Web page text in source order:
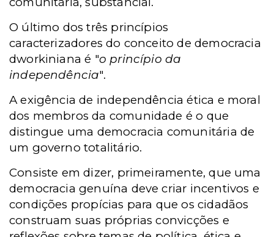
O último dos três princípios
caracterizadores do conceito de democracia
dworkiniana é "o princípio da
independência".
A exigência de independência ética e moral
dos membros da comunidade é o que
distingue uma democracia comunitária de
um governo totalitário.
Consiste em dizer, primeiramente, que uma
democracia genuína deve criar incentivos e
condições propícias para que os cidadãos
construam suas próprias convicções e